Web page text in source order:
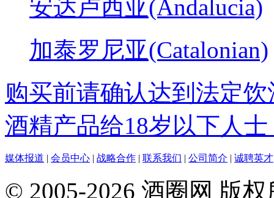
安达卢西亚(Andalucia)
加泰罗尼亚(Catalonian)
购买前请确认达到法定
酒精产品给18岁以下人士
媒体报道 | 会员中心 | 战略合作 | 联系我们 | 公司简介 | 诚聘英才
© 2005-2026 酒圈网 版